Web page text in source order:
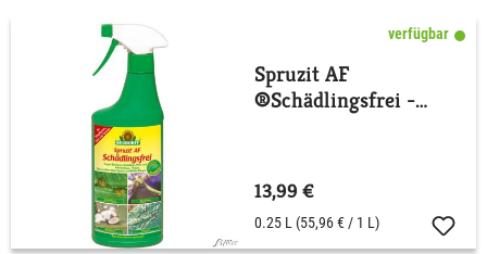
verfügbar
Spruzit AF
®Schädlingsfrei -
Neudorff
13,99 €
0.25 L (55,96 € / 1 L)